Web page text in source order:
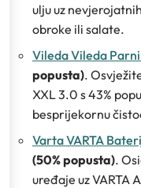
ulju uz
obroke ili salate.
Vileda Vileda
popusta).
XXL 3.0 s 43%
besprijekornu
Varta VARTA
(50% popusta).
uređaje uz VARTA